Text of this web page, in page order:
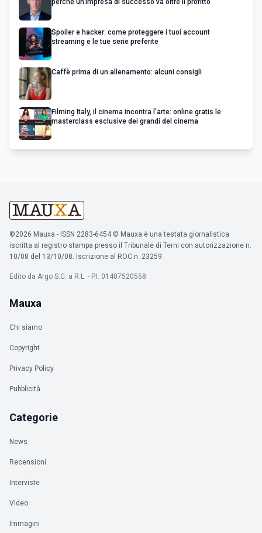
Spoiler e hacker: come proteggere i tuoi account
streaming e le tue serie preferite
Caffè prima di un allenamento: alcuni consigli
Filming Italy, il cinema incontra l’arte: online gratis le
masterclass esclusive dei grandi del cinema
©2026 Mauxa - ISSN 2283-6454 © Mauxa è una testata giornalistica
iscritta al registro stampa presso il Tribunale di Terni con autorizzazione n.
10/08 del 13/10/08. Iscrizione al ROC n. 23259.
Edito da Argo S.C. a R.L. - P.I. 01407520558
Mauxa
Chi siamo
Copyright
Privacy Policy
Pubblicità
Categorie
News
Recensioni
Interviste
Video
Immagini